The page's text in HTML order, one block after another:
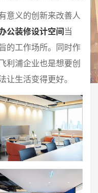
意义的创新来改善人
公装修设计空间 当
的工作场所。同时作
利浦企业也是想要创
让生活变得更好。